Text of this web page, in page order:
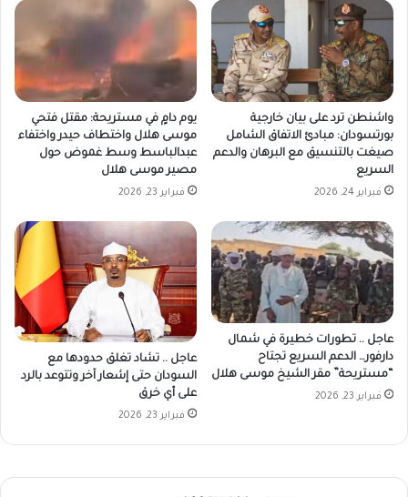
واشنطن ترد على بيان خارجية
بورتسودان: مبادئ الاتفاق الشامل
صيغت بالتنسيق مع البرهان والدعم
السريع
فبراير 24, 2026
يوم دامٍ في مستريحة: مقتل فتحي
موسى هلال واختطاف حيدر واختفاء
عبدالباسط وسط غموض حول
مصير موسى هلال
فبراير 23, 2026
عاجل .. تطورات خطيرة في شمال
دارفور… الدعم السريع تجتاح
“مستريحة” مقر الشيخ موسى هلال
فبراير 23, 2026
عاجل .. تشاد تغلق حدودها مع
السودان حتى إشعار آخر وتتوعد بالرد
على أي خرق
فبراير 23, 2026